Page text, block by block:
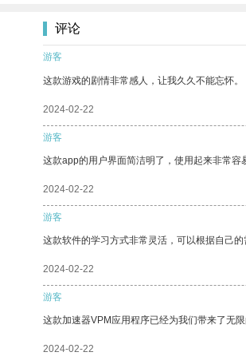
评论
游客
这款游戏的剧情非常感人，让我久久不能忘怀。
2024-02-22
游客
这款app的用户界面简洁明了，使用起来非常容
2024-02-22
游客
这款软件的学习方式非常灵活，可以根据自己的
2024-02-22
游客
这款加速器VPM应用程序已经为我们带来了无限
2024-02-22